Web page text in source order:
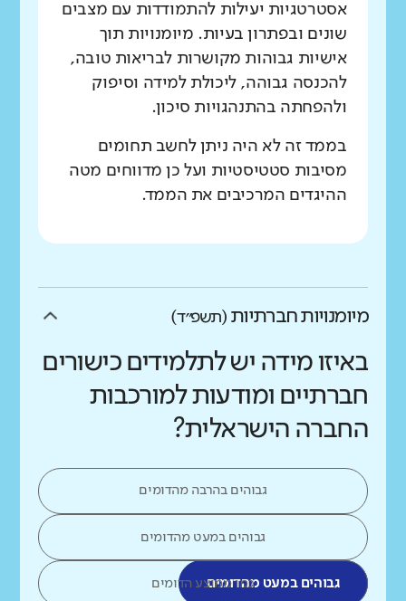
אסטרטגיות יעילות להתמודדות עם מצבים
שונים ובפתרון בעיות. מיומנויות תוך
אישיות גבוהות מקושרות לבריאות טובה,
להכנסה גבוהה, ליכולת למידה וסיפוק
ולהפחתה בהתנהגויות סיכון.
בממד זה לא היה ניתן לחשב תחומים
מסיבות סטטיסטיות ועל כן מדווחים מטה
ההיגדים המרכיבים את הממד.
מיומנויות חברתיות (תשפ״ד)
באיזו מידה יש לתלמידים כישורים
חברתיים ומודעות למורכבות
החברה הישראלית?
גבוהים בהרבה מהדומים
גבוהים במעט מהדומים
גבוהים במעט מהדומיםכמו ממוצע הדומים